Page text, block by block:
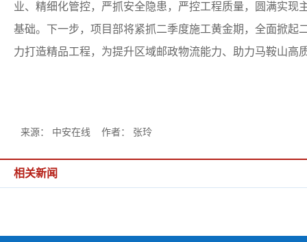
业、精细化管控，严抓安全隐患，严控工程质量，圆满实现
基础。下一步，项目部将紧抓二季度施工黄金期，全面掀起
力打造精品工程，为提升区域邮政物流能力、助力马鞍山高
来源： 中安在线 作者： 张玲
相关新闻